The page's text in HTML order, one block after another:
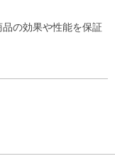
の効果や性能を保証